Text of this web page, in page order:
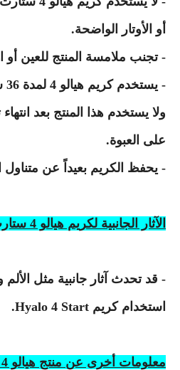
أو الأوتار الواضحة.
- تجنب ملامسة المنتج للعين أو
-
ولا يستخدم هذا المنتج بعد
على العبوة.
- يحفظ الكريم بعيداً عن متناول
الآثار الجانبية لكريم هيالو 4 ستارت:
- قد تحدث آثار جانبية مثل
استخدام كريم Hyalo 4 Start.
معلومات أخرى عن منتج هيالو 4 ستارت: